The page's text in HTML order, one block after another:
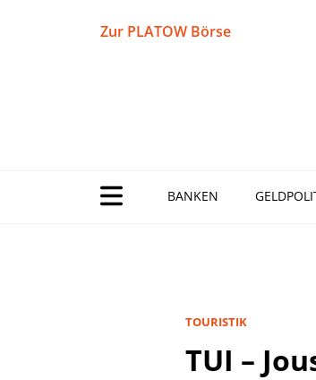
Zur PLATOW Börse
BANKEN
TOURISTIK
TUI –